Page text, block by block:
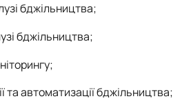
бджільництва;
бджільництва;
та автоматизації бджільництва;